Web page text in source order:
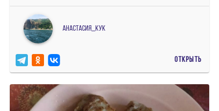
Анастасия_кук
ОТКРЫТЬ